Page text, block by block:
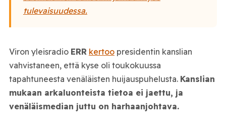
tulevaisuudessa.
Viron yleisradio ERR kertoopresidentin kanslian
vahvistaneen, että kyse oli toukokuussa
tapahtuneesta venäläisten huijauspuhelusta. Kanslian
mukaan arkaluonteista tietoa ei jaettu, ja
venäläismedian juttu on harhaanjohtava.